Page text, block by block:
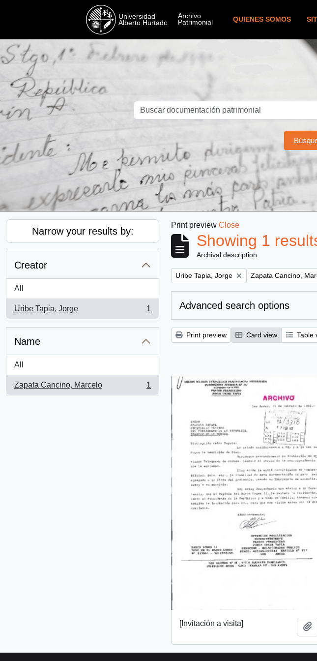
QUIENES SOMOS
Narrow your results by:
Creator
All
Uribe Tapia, Jorge
, 1 results
1
Name
All
Zapata Cancino, Marcelo
, 1 results
1
Print preview Close
Showing 1
Archival description
Remove filter:
Uribe Tapia, Jorge Remove filter:
Zapata Cancino,
Advanced search options
Print preview Card view Table
[Invitación a visita]